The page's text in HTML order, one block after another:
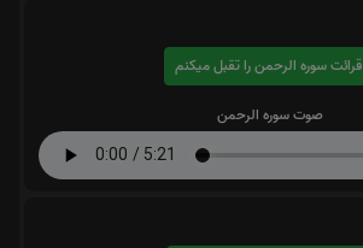
قرائت سوره الرحمن را تقبل میکنم
صوت سوره الرحمن